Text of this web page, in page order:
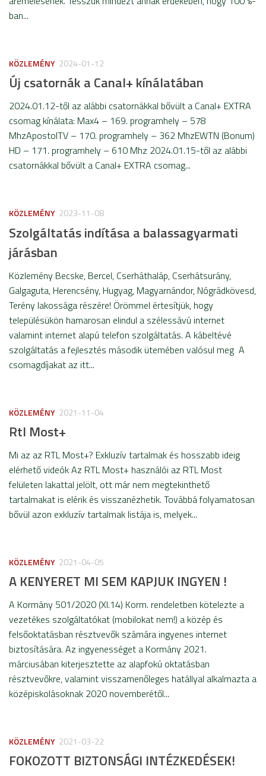
ban...
KÖZLEMÉNY 2024-01-12
Új csatornák a Canal+ kínálatában
2024.01.12-től az alábbi csatornákkal bővült a Canal+ EXTRA
csomag kínálata: Max4 – 169. programhely – 578
MhzApostolTV – 170. programhely – 362 MhzEWTN (Bonum)
HD – 171. programhely – 610 Mhz 2024.01.15-től az alábbi
csatornákkal bővült a Canal+ EXTRA csomag...
KÖZLEMÉNY 2023-11-08
Szolgáltatás indítása a balassagyarmati
járásban
Közlemény Becske, Bercel, Cserháthaláp, Cserhátsurány,
Galgaguta, Herencsény, Hugyag, Magyarnándor, Nógrádkövesd,
Terény lakossága részére! Örömmel értesítjük, hogy
településükön hamarosan elindul a szélessávú internet
valamint internet alapú telefon szolgáltatás. A kábeltévé
szolgáltatás a fejlesztés második ütemében valósul meg A
csomagdíjakat az itt...
KÖZLEMÉNY 2021-11-04
Rtl Most+
Mi az az RTL Most+? Exkluzív tartalmak és hosszabb ideig
elérhető videók Az RTL Most+ használói az RTL Most
felületen lakattal jelölt, ott már nem megtekinthető
tartalmakat is elérik és visszanézhetik. Továbbá folyamatosan
bővül azon exkluzív tartalmak listája is, melyek...
KÖZLEMÉNY 2021-04-05
A KENYERET MI SEM KAPJUK INGYEN !
A Kormány 501/2020 (XI.14) Korm. rendeletben kötelezte a
vezetékes szolgáltatókat (mobilokat nem!) a közép és
felsőoktatásban résztvevők számára ingyenes internet
biztosítására. Az ingyenességet a Kormány 2021.
márciusában kiterjesztette az alapfokú oktatásban
résztvevőkre, valamint visszamenőleges hatállyal alkalmazta a
középiskolásoknak 2020 novemberétől...
KÖZLEMÉNY 2021-03-22
FOKOZOTT BIZTONSÁGI INTÉZKEDÉSEK!